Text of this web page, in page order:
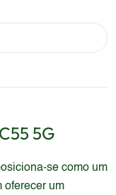
5G
se como um
oferecer um